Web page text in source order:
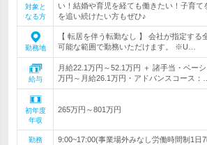
対象と
なる方
い！結婚や育児を経ても働きたい！子育て
を追い続けたい方もぜひ♪
勤務地
【 転居を伴う転勤なし 】 会社が指定する
可能な範囲で勤務いただけます。 ※U…
給与
月給22.1万円～52.1万円 ＋ 諸手当・ベー
万円～月給26.1万円・アドバンスコース：…
初年度
年収
265万円～801万円
勤務
9:00~17:00(事業場外みなし労働時間制1